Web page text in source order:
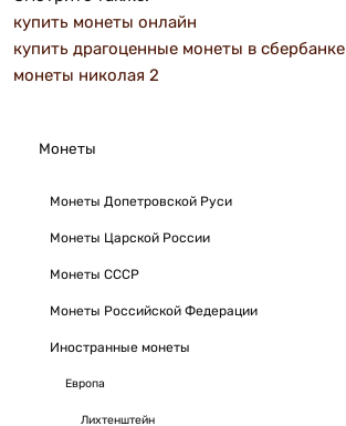
Монеты
Монеты Допетровской Руси
Монеты Царской России
Монеты СССР
Монеты Российской Федерации
Иностранные монеты
Европа
Лихтенштейн
купить монеты онлайн
купить драгоценные монеты в сбербанке
монеты николая 2